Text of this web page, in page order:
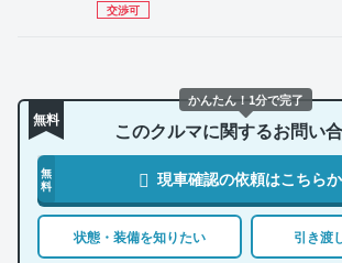
交渉可
無料 このクルマに関するお問い
無
料
現車確認の依頼はこちら
状態・装備を知りたい 引き渡
かんたん！1分で完了